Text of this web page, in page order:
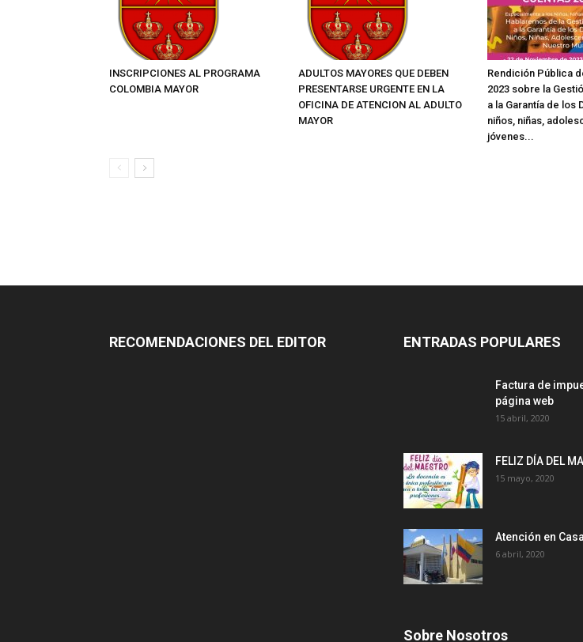
INSCRIPCIONES AL PROGRAMA
COLOMBIA MAYOR
ADULTOS MAYORES QUE DEBEN
PRESENTARSE URGENTE EN LA
OFICINA DE ATENCION AL ADULTO
MAYOR
Rendición Pública
2023 sobre la
a la Garantía de los
niños, niñas,
jóvenes...
RECOMENDACIONES DEL EDITOR ENTRADAS POPULARES
Factura de
página web
15 abril, 2020
FELIZ DÍA DEL
15 mayo, 2020
Atención en
6 abril, 2020
Sobre Nosotros